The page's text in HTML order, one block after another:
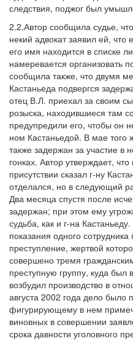
следствия, поджог был
2.2.Автор сообщила судье,
некий адвокат заявил ей, что
его имя находится в списке
намеревается организовать
сообщила также, что двумя
Кастаньеда подвергся
отец В.Л. приехал за своим
розыска, находившиеся там
предупредили его, чтобы он
ном Кастаньедой. В мае того
также задержан за участие в
гонках. Автор утверждает,
присутствии сказал г-ну
отделался, но в следующий
Два месяца спустя после
задержан; при этом ему
судьба, как и г-на
показания одного
преступление, жертвой
совершено тремя
преступную группу, куда был
возбудил производство в
августа 2002 года дело было
фигурирующему в нем
виновных в совершении
срока давности уголовного